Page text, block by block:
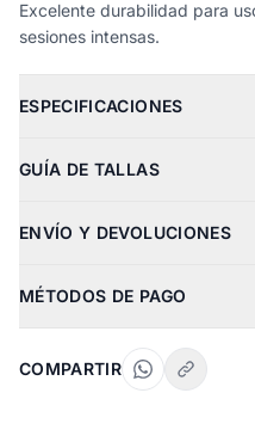
Excelente durabilidad para
sesiones intensas.
ESPECIFICACIONES
GUÍA DE TALLAS
ENVÍO Y DEVOLUCIONES
MÉTODOS DE PAGO
COMPARTIR